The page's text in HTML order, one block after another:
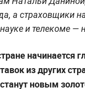
а страховщики
и телекоме —
начинается
из других
новым